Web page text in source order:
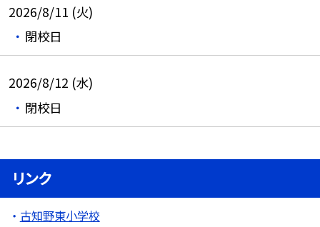
2026/8/11 (火)
閉校日
2026/8/12 (水)
閉校日
リンク
古知野東小学校